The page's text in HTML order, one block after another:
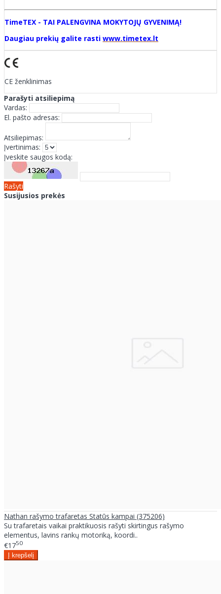
TimeTEX - TAI PALENGVINA MOKYTOJŲ GYVENIMĄ!
Daugiau prekių galite rasti www.timetex.lt
CE ženklinimas
Parašyti atsiliepimą
Vardas:
El. pašto adresas:
Atsiliepimas:
Įvertinimas:
Įveskite saugos kodą:
Rašyti
Susijusios prekės
Nathan rašymo trafaretas Statūs kampai (375206)
Su trafaretais vaikai praktikuosis rašyti skirtingus rašymo
elementus, lavins rankų motoriką, koordi..
€1750